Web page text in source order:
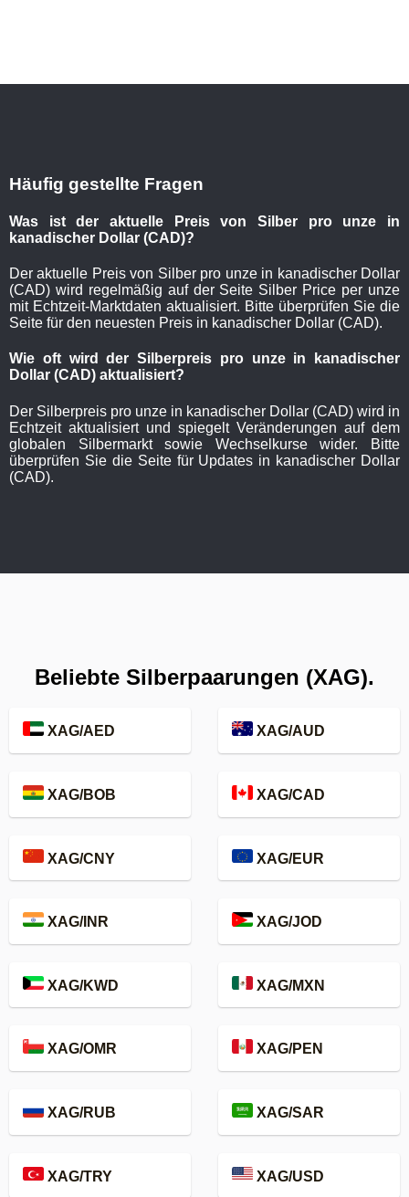
Häufig gestellte Fragen
Was ist der aktuelle Preis von Silber pro unze in
kanadischer Dollar (CAD)?
Der aktuelle Preis von Silber pro unze in kanadischer Dollar
(CAD) wird regelmäßig auf der Seite Silber Price per unze
mit Echtzeit-Marktdaten aktualisiert. Bitte überprüfen Sie die
Seite für den neuesten Preis in kanadischer Dollar (CAD).
Wie oft wird der Silberpreis pro unze in kanadischer
Dollar (CAD) aktualisiert?
Der Silberpreis pro unze in kanadischer Dollar (CAD) wird in
Echtzeit aktualisiert und spiegelt Veränderungen auf dem
globalen Silbermarkt sowie Wechselkurse wider. Bitte
überprüfen Sie die Seite für Updates in kanadischer Dollar
(CAD).
Beliebte Silberpaarungen (XAG).
XAG/AED XAG/AUD
XAG/BOB XAG/CAD
XAG/CNY XAG/EUR
XAG/INR XAG/JOD
XAG/KWD XAG/MXN
XAG/OMR XAG/PEN
XAG/RUB XAG/SAR
XAG/TRY XAG/USD